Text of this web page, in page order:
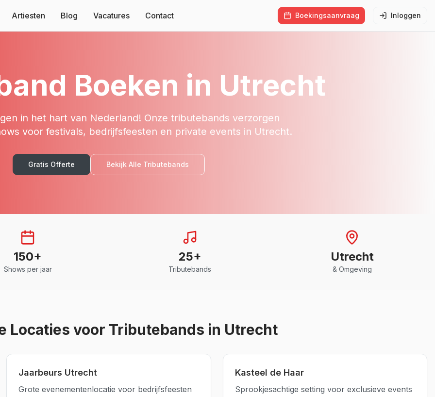
Artiesten Blog Vacatures Contact Boekingsaanvraag Inloggen
Boeken in Utrecht
in het hart van Nederland! Onze tributebands verzorgen
voor festivals, bedrijfsfeesten en private events in Utrecht.
Gratis Offerte Bekijk Alle Tributebands
150+
Shows per jaar
25+
Tributebands
Utrecht
& Omgeving
Locaties voor Tributebands in Utrecht
Jaarbeurs Utrecht
Grote evenementenlocatie voor bedrijfsfeesten
Kasteel de Haar
Sprookjesachtige setting voor exclusieve events